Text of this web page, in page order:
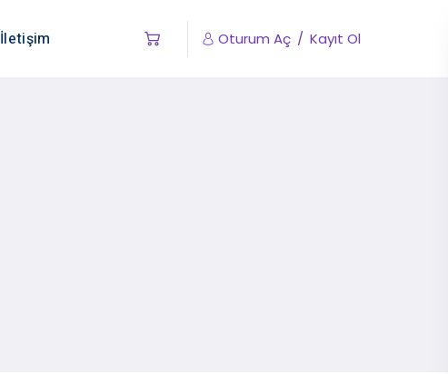
İletişim Oturum Aç / Kayıt Ol